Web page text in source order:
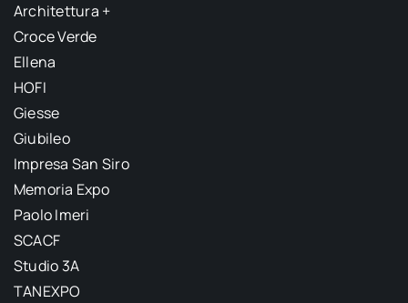
Architettura +
Croce Verde
Ellena
HOFI
Giesse
Giubileo
Impresa San Siro
Memoria Expo
Paolo Imeri
SCACF
Studio 3A
TANEXPO